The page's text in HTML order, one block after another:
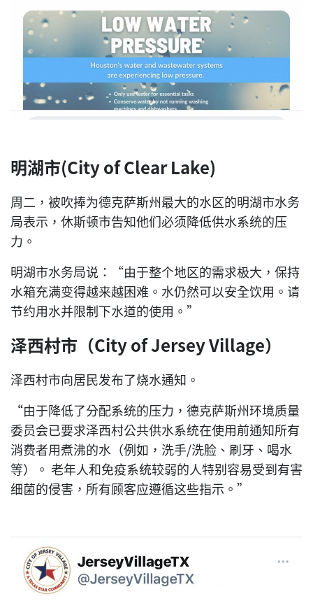
明湖市(City of Clear Lake)
周二，被吹捧为德克萨斯州最大的水区的明湖市水务
局表示，休斯顿市告知他们必须降低供水系统的压
力。
明湖市水务局说：“由于整个地区的需求极大，保持
水箱充满变得越来越困难。水仍然可以安全饮用。请
节约用水并限制下水道的使用。”
泽西村市（City of Jersey Village）
泽西村市向居民发布了烧水通知。
“由于降低了分配系统的压力，德克萨斯州环境质量
委员会已要求泽西村公共供水系统在使用前通知所有
消费者用煮沸的水（例如，洗手/洗脸、刷牙、喝水
等）。 老年人和免疫系统较弱的人特别容易受到有害
细菌的侵害，所有顾客应遵循这些指示。”